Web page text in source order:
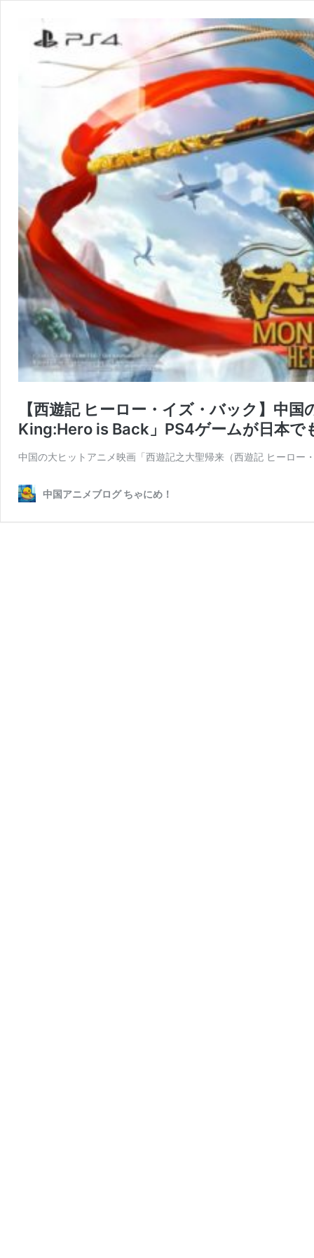
【西遊記 ヒーロー・イズ・バック】中
King:Hero is Back」PS4ゲームが日本で
中国の大ヒットアニメ映画「西遊記之大聖帰来（西遊記 ヒーロ
中国アニメブログ ちゃにめ！